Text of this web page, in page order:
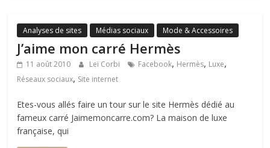
Analyses de sites Médias sociaux Mode & Accessoires
J’aime mon carré Hermès
11 août 2010 Leï Corbi Facebook, Hermès, Luxe,
Réseaux sociaux, Site internet
Etes-vous allés faire un tour sur le site Hermès dédié au
fameux carré Jaimemoncarre.com? La maison de luxe
française, qui